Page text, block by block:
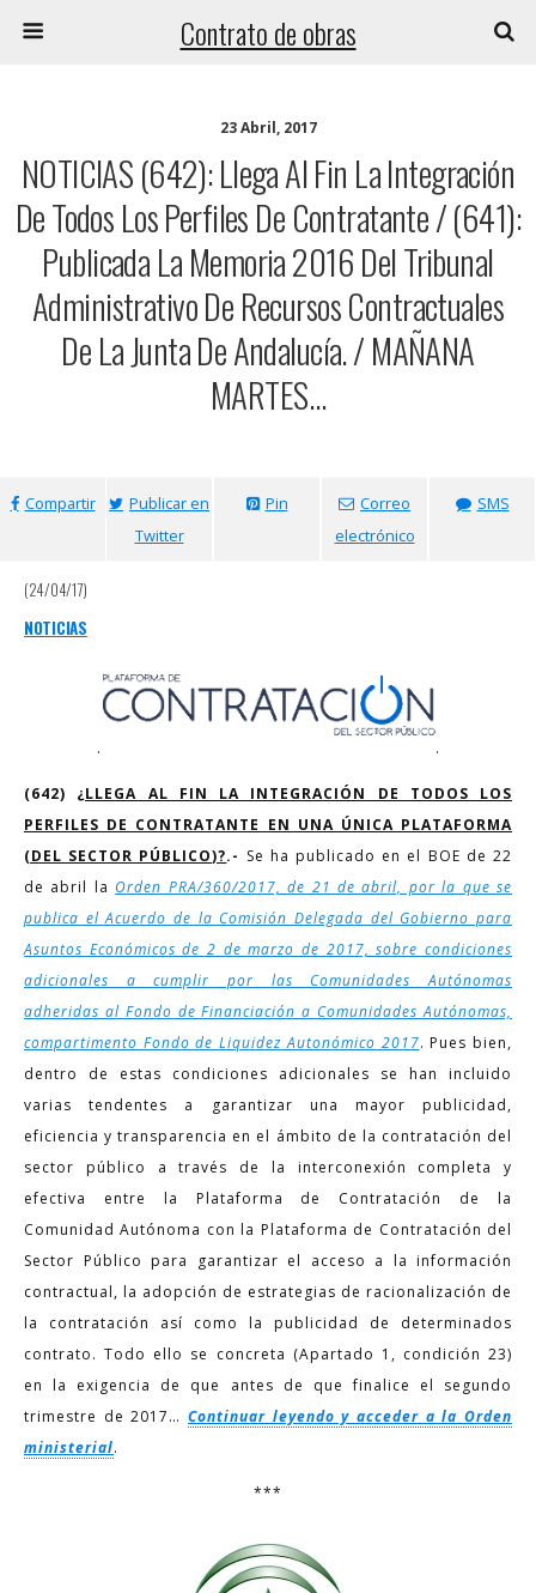
Contrato de obras
23 Abril, 2017
NOTICIAS (642): Llega Al Fin La Integración
De Todos Los Perfiles De Contratante / (641):
Publicada La Memoria 2016 Del Tribunal
Administrativo De Recursos Contractuales
De La Junta De Andalucía. / MAÑANA
MARTES…
Compartir
Publicar en
Twitter
Pin
Correo
electrónico
SMS
(24/04/17)
NOTICIAS
. .
(642) ¿LLEGA AL FIN LA INTEGRACIÓN DE TODOS LOS
PERFILES DE CONTRATANTE EN UNA ÚNICA PLATAFORMA
(DEL SECTOR PÚBLICO)?.- Se ha publicado en el BOE de 22
de abril laOrden PRA/360/2017, de 21 de abril, por la que se
publica el Acuerdo de la Comisión Delegada del Gobierno para
Asuntos Económicos de 2 de marzo de 2017, sobre condiciones
adicionales a cumplir por las Comunidades Autónomas
adheridas al Fondo de Financiación a Comunidades Autónomas,
compartimento Fondo de Liquidez Autonómico 2017. Pues bien,
dentro de estas condiciones adicionales se han incluido
varias tendentes a garantizar una mayor publicidad,
eficiencia y transparencia en el ámbito de la contratación del
sector público a través de la interconexión completa y
efectiva entre la Plataforma de Contratación de la
Comunidad Autónoma con la Plataforma de Contratación del
Sector Público para garantizar el acceso a la información
contractual, la adopción de estrategias de racionalización de
la contratación así como la publicidad de determinados
contrato. Todo ello se concreta (Apartado 1, condición 23)
en la exigencia de que antes de que finalice el segundo
trimestre de 2017… Continuar leyendo y acceder a la Orden
ministerial.
***